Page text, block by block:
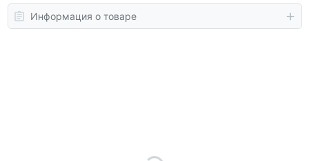
Информация о товаре